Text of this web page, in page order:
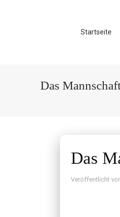
Startseite
Das
Das
Veröffentlicht